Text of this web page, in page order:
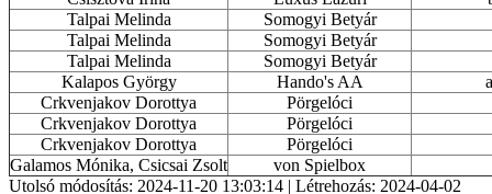
Talpai Melinda
Somogyi Betyár
Talpai Melinda
Somogyi Betyár
Talpai Melinda
Somogyi Betyár
Kalapos György
Hando's AA
Crkvenjakov Dorottya
Pörgelóci
Crkvenjakov Dorottya
Pörgelóci
Crkvenjakov Dorottya
Pörgelóci
Galamos Mónika, Csicsai Zsolt
von Spielbox
Utolsó módosítás: 2024-11-20 13:03:14 | Létrehozás: 2024-04-02